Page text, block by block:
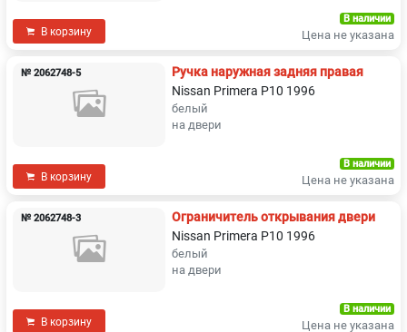
В корзину
В наличии
Цена не указана
№ 2062748-5
Ручка наружная задняя правая
Nissan Primera P10 1996
белый
на двери
В корзину
В наличии
Цена не указана
№ 2062748-3
Ограничитель открывания двери
Nissan Primera P10 1996
белый
на двери
В корзину
В наличии
Цена не указана